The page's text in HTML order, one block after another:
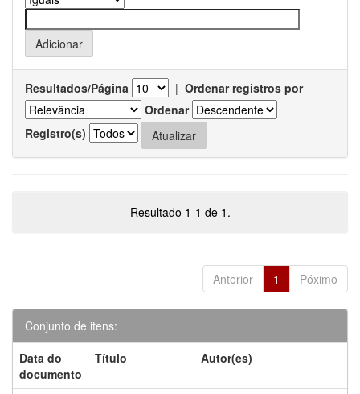
Resultados/Página | Ordenar registros por
Ordenar
Registro(s)
Resultado 1-1 de 1.
Anterior 1 Póximo
Conjunto de itens:
Data do
documento
Título Autor(es)